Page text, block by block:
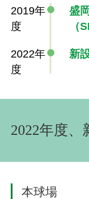
2019年
度
盛
（
2022年
度
新
2022年度、
本球場